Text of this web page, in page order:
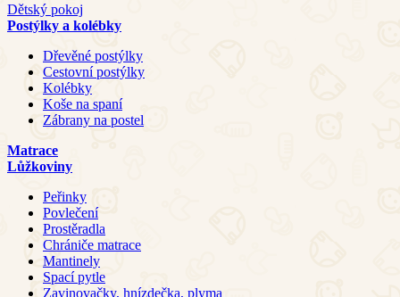
Dětský pokoj
Postýlky a kolébky
Dřevěné postýlky
Cestovní postýlky
Kolébky
Koše na spaní
Zábrany na postel
Matrace
Lůžkoviny
Peřinky
Povlečení
Prostěradla
Chrániče matrace
Mantinely
Spací pytle
Zavinovačky, hnízdečka, plyma